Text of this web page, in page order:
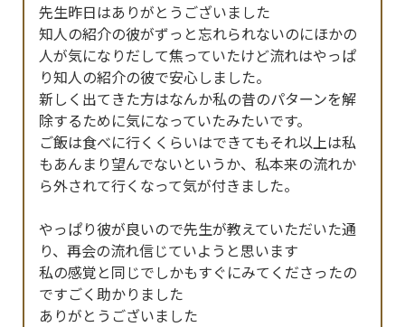
先生昨日はありがとうございました
知人の紹介の彼がずっと忘れられないのにほかの
人が気になりだして焦っていたけど流れはやっぱ
り知人の紹介の彼で安心しました。
新しく出てきた方はなんか私の昔のパターンを解
除するために気になっていたみたいです。
ご飯は食べに行くくらいはできてもそれ以上は私
もあんまり望んでないというか、私本来の流れか
ら外されて行くなって気が付きました。
やっぱり彼が良いので先生が教えていただいた通
り、再会の流れ信じていようと思います
私の感覚と同じでしかもすぐにみてくださったの
ですごく助かりました
ありがとうございました